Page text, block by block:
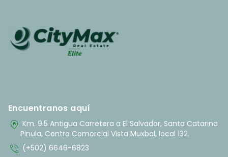
Encuentranos aquí
home_pin Km. 9.5 Antigua Carretera a El Salvador, Santa Catarina
Pinula, Centro Comercial Vista Muxbal, local 132.
phone_in_talk (+502) 6646-6823